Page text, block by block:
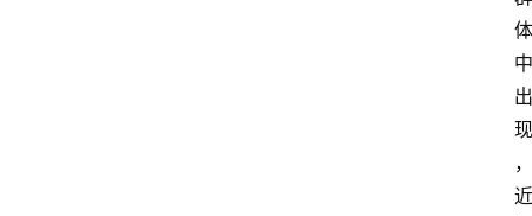
体
中
出
现
，
近